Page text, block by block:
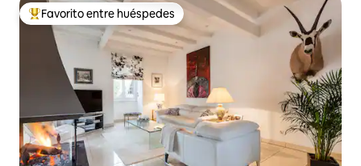
De los mejores en Favorito entre huéspedes
Favorito entre huéspedes